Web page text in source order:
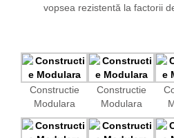
vopsea rezistentă la factorii
Constructie
Modulara
Constructie
Modulara